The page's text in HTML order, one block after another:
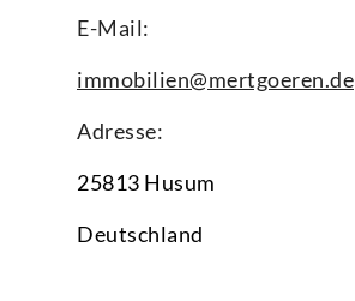
E-Mail:
immobilien@mertgoeren.de
Adresse:
25813 Husum
Deutschland